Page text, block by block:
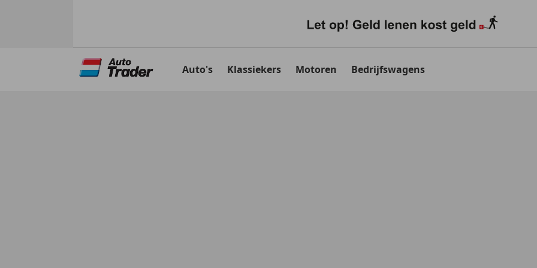
Auto's Klassiekers Motoren Bedrijfswagens